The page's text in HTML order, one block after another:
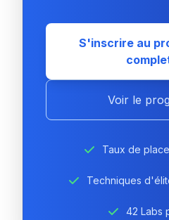
S'inscrire au
Voir le
Taux de
Techniques
42 Labs